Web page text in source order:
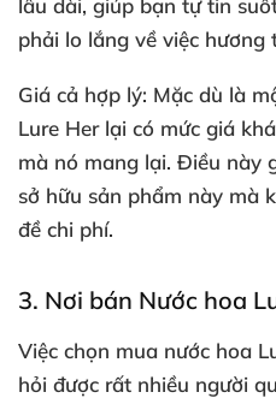
lâu dài, giúp bạn tự tin
phải lo lắng về việc hương
Giá cả hợp lý: Mặc dù là
Lure Her lại có mức giá
mà nó mang lại. Điều này
sở hữu sản phẩm này mà
đề chi phí.
3. Nơi bán Nước hoa
Việc chọn mua nước hoa
hỏi được rất nhiều người